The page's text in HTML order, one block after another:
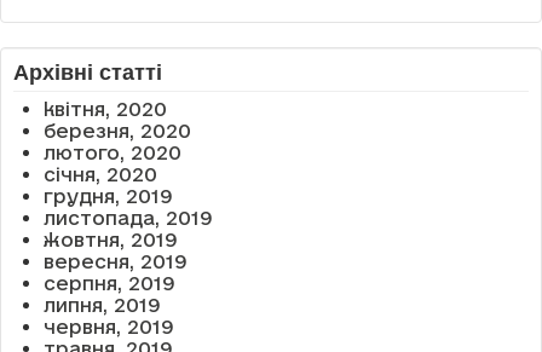
Архівні статті
квітня, 2020
березня, 2020
лютого, 2020
січня, 2020
грудня, 2019
листопада, 2019
жовтня, 2019
вересня, 2019
серпня, 2019
липня, 2019
червня, 2019